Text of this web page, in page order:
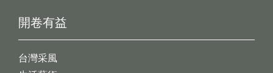
開卷有益
台灣采風